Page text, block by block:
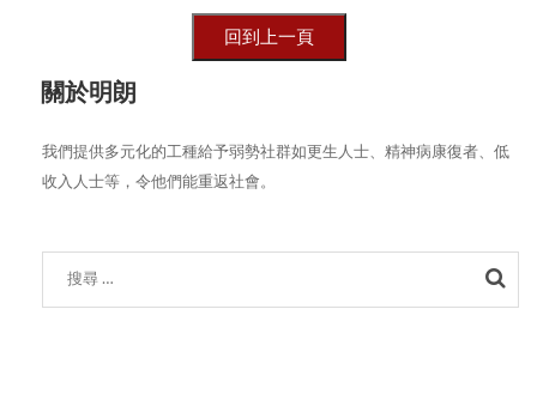
關於明朗
我們提供多元化的工種給予弱勢社群如更生人士、精神病康復者、低
收入人士等，令他們能重返社會。